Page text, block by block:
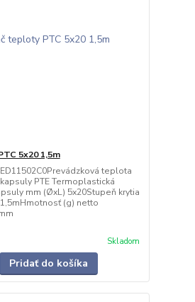
5x20 1,5m
teplota
PTE Termoplastická
mm (ØxL) 5x20Stupeň krytia
(g) netto
Skladom
Pridať do košíka